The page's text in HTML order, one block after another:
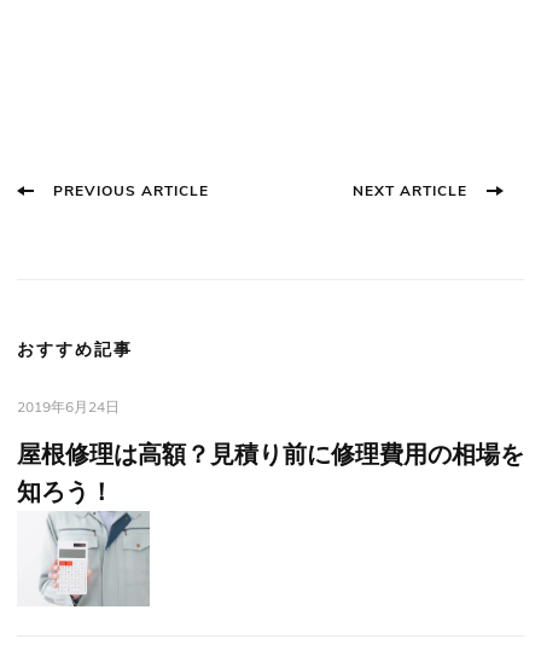
PostPREVIOUS ARTICLE NEXT ARTICLE
おすすめ記事
2019年6月24日
屋根修理は高額？見積り前に修理費用の相場を
知ろう！